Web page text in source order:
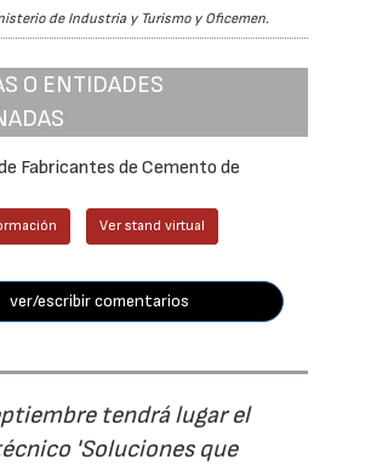
de Industria y Turismo y Oficemen.
O ENTIDADES
Fabricantes de Cemento de
Ver stand virtual
ver/escribir comentarios
tendrá lugar el
'Soluciones que